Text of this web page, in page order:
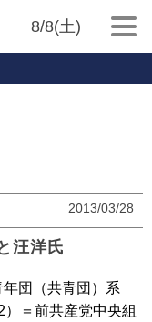
8/8(土)
2013/03/28
汪洋氏
団（共青団）系
＝前共産党中央組